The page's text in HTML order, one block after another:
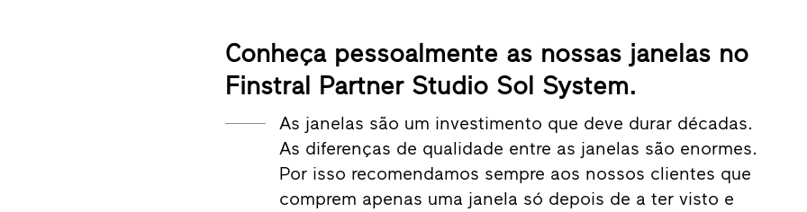
Conheça pessoalmente as nossas janelas no
Finstral Partner Studio Sol System.
As janelas são um investimento que deve durar décadas.
As diferenças de qualidade entre as janelas são enormes.
Por isso recomendamos sempre aos nossos clientes que
comprem apenas uma janela só depois de a ter visto e